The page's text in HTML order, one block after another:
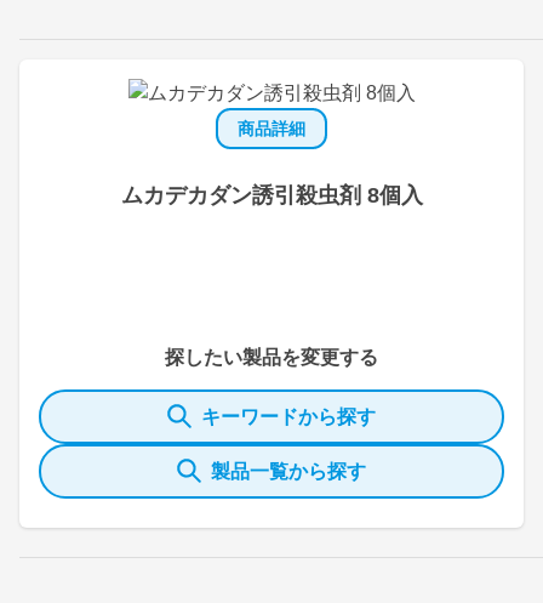
商品詳細
ムカデカダン誘引殺虫剤 8個入
探したい製品を変更する
キーワードから探す
製品一覧から探す